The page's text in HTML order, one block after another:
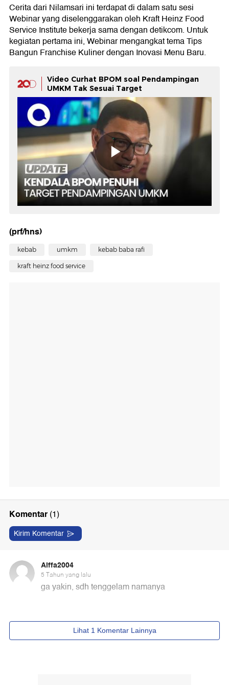
Cerita dari Nilamsari ini terdapat di dalam satu sesi
Webinar yang diselenggarakan oleh Kraft Heinz Food
Service Institute bekerja sama dengan detikcom. Untuk
kegiatan pertama ini, Webinar mengangkat tema Tips
Bangun Franchise Kuliner dengan Inovasi Menu Baru.
Video Curhat BPOM soal Pendampingan
UMKM Tak Sesuai Target
(prf/hns)
kebab umkm kebab baba rafi
kraft heinz food service